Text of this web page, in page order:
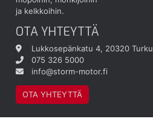
ja kelkkoihin.
OTA YHTEYTTÄ
Lukkosepänkatu 4, 20320 Turku
075 326 5000
info@storm-motor.fi
OTA YHTEYTTÄ